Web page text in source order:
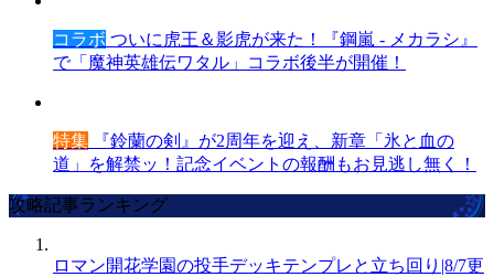
コラボ ついに虎王＆影虎が来た！『鋼嵐 - メカラシ』
で「魔神英雄伝ワタル」コラボ後半が開催！
特集 『鈴蘭の剣』が2周年を迎え、新章「氷と血の
道」を解禁ッ！記念イベントの報酬もお見逃し無く！
攻略記事ランキング
ロマン開花学園の投手デッキテンプレと立ち回り|8/7更